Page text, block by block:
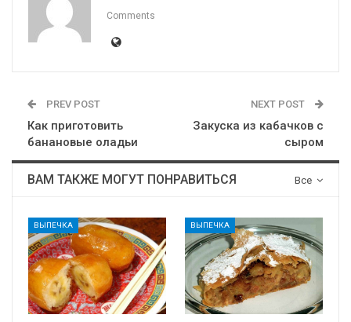
Comments
PREV POST
Как приготовить
банановые оладьи
NEXT POST
Закуска из кабачков с
сыром
Все
ВАМ ТАКЖЕ МОГУТ ПОНРАВИТЬСЯ
ВЫПЕЧКА ВЫПЕЧКА